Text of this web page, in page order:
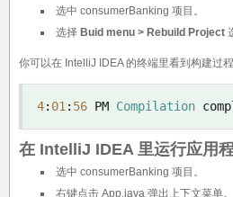
选中 consumerBanking 项目。
选择 Buid menu > Rebuild Project
你可以在 IntelliJ IDEA 的终端里看到构建过
4: 01 : 56 PM Compilation
在 IntelliJ IDEA 里运行应用
选中 consumerBanking 项目。
右键点击 App.java 弹出上下文菜单。